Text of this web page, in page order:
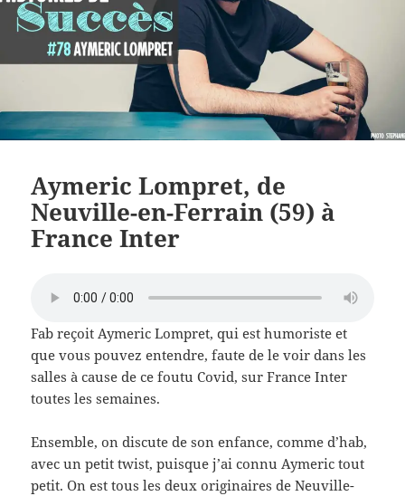
Aymeric Lompret, de
Neuville-en-Ferrain (59) à
France Inter
Fab reçoit Aymeric Lompret, qui est humoriste et
que vous pouvez entendre, faute de le voir dans les
salles à cause de ce foutu Covid, sur France Inter
toutes les semaines.
Ensemble, on discute de son enfance, comme d’hab,
avec un petit twist, puisque j’ai connu Aymeric tout
petit. On est tous les deux originaires de Neuville-